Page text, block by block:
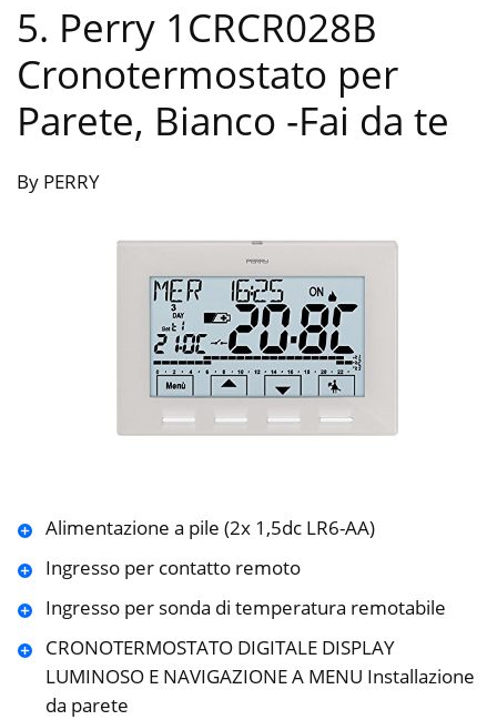
5. Perry 1CRCR028B
Cronotermostato per
Parete, Bianco -Fai da te
By PERRY
Alimentazione a pile (2x 1,5dc LR6-AA)
Ingresso per contatto remoto
Ingresso per sonda di temperatura remotabile
CRONOTERMOSTATO DIGITALE DISPLAY
LUMINOSO E NAVIGAZIONE A MENU Installazione
da parete